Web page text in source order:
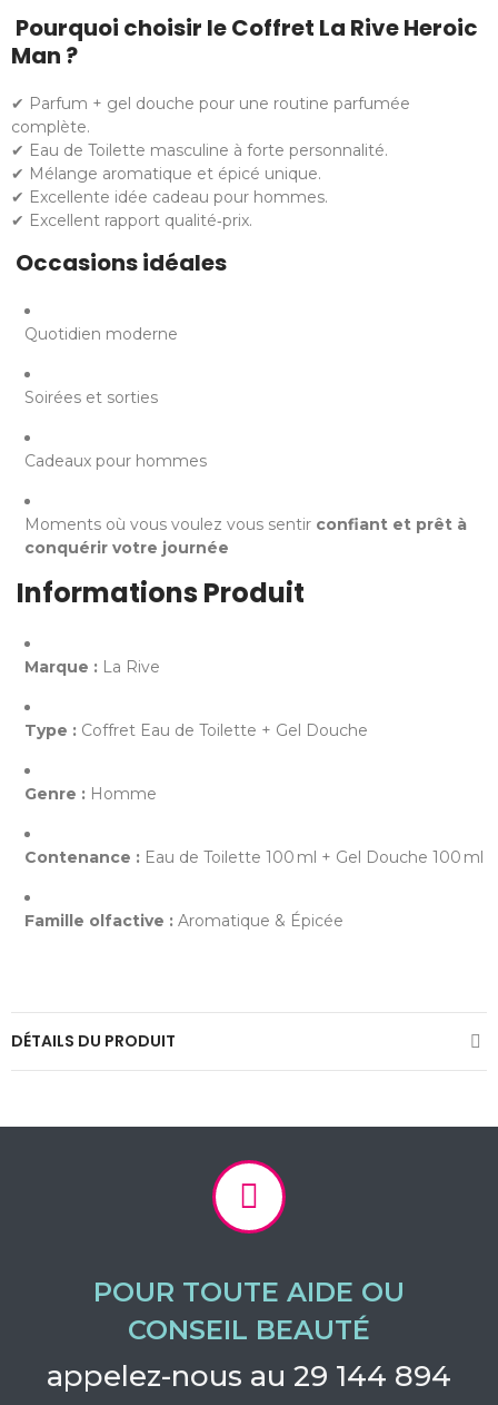
Pourquoi choisir le Coffret La Rive Heroic
Man ?
✔ Parfum + gel douche pour une routine parfumée
complète.
✔ Eau de Toilette masculine à forte personnalité.
✔ Mélange aromatique et épicé unique.
✔ Excellente idée cadeau pour hommes.
✔ Excellent rapport qualité‑prix.
Occasions idéales
Quotidien moderne
Soirées et sorties
Cadeaux pour hommes
Moments où vous voulez vous sentir confiant et prêt à
conquérir votre journée
Informations Produit
Marque : La Rive
Type : Coffret Eau de Toilette + Gel Douche
Genre : Homme
Contenance : Eau de Toilette 100 ml + Gel Douche 100 ml
Famille olfactive : Aromatique & Épicée
DÉTAILS DU PRODUIT
POUR TOUTE AIDE OU
CONSEIL BEAUTÉ
appelez-nous au 29 144 894